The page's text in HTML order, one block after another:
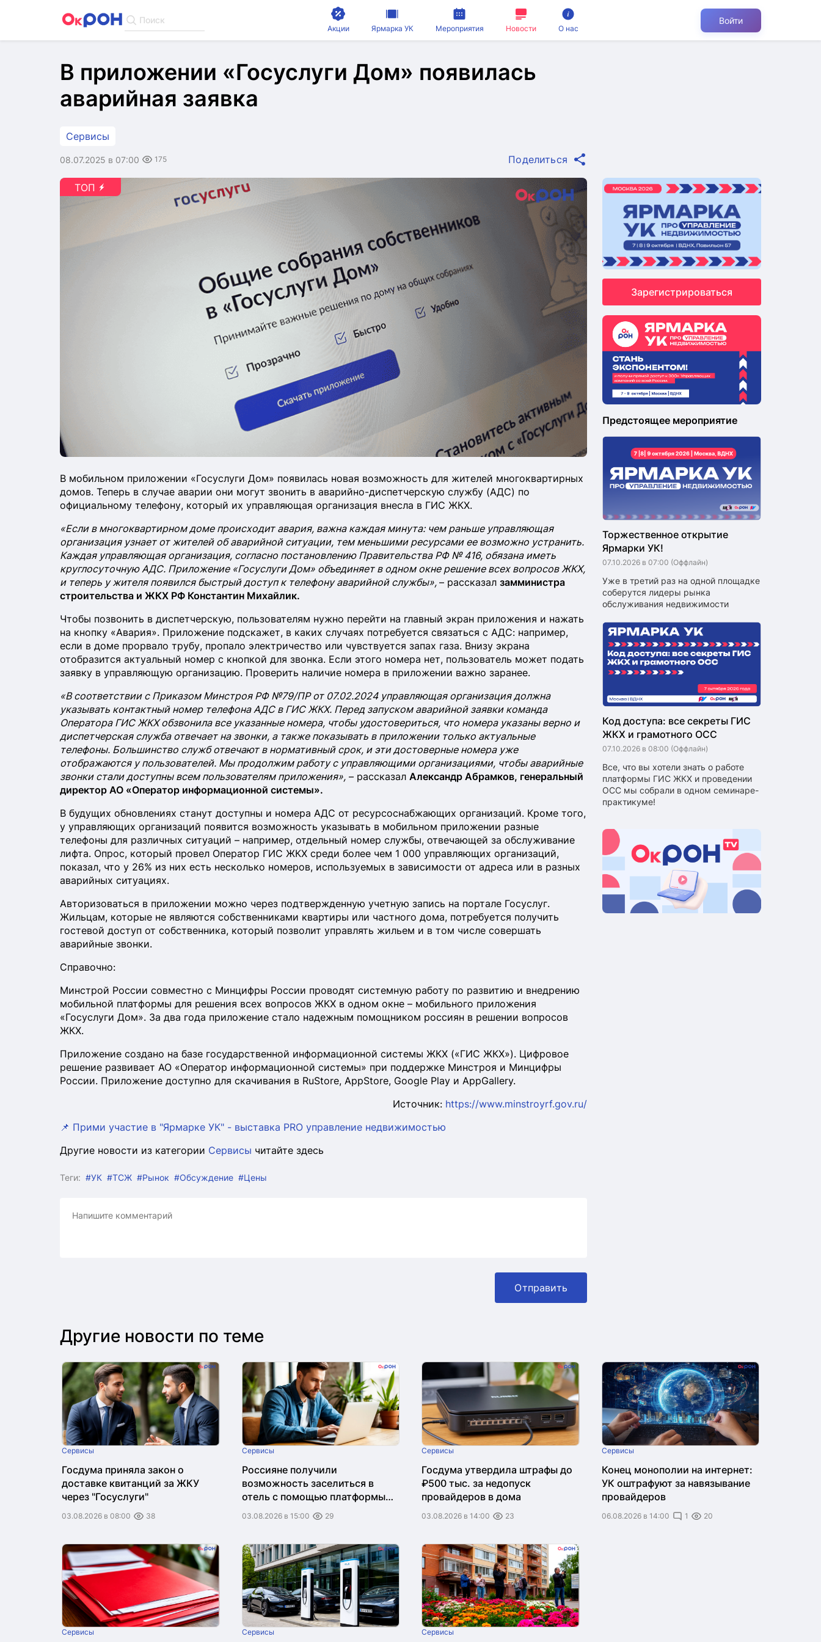
Поиск
Акции Ярмарка УК Мероприятия Новости О нас
Войти
В приложении «Госуслуги Дом» появилась
аварийная заявка
Сервисы
08.07.2025 в 07:00 175 Поделиться
В мобильном приложении «Госуслуги Дом» появилась новая возможность для жителей многоквартирных
домов. Теперь в случае аварии они могут звонить в аварийно-диспетчерскую службу (АДС) по
официальному телефону, который их управляющая организация внесла в ГИС ЖКХ.
«Если в многоквартирном доме происходит авария, важна каждая минута: чем раньше управляющая
организация узнает от жителей об аварийной ситуации, тем меньшими ресурсами ее возможно устранить.
Каждая управляющая организация, согласно постановлению Правительства РФ № 416, обязана иметь
круглосуточную АДС. Приложение «Госуслуги Дом» объединяет в одном окне решение всех вопросов ЖКХ,
и теперь у жителя появился быстрый доступ к телефону аварийной службы», – рассказал замминистра
строительства и ЖКХ РФ Константин Михайлик.
Чтобы позвонить в диспетчерскую, пользователям нужно перейти на главный экран приложения и нажать
на кнопку «Авария». Приложение подскажет, в каких случаях потребуется связаться с АДС: например,
если в доме прорвало трубу, пропало электричество или чувствуется запах газа. Внизу экрана
отобразится актуальный номер с кнопкой для звонка. Если этого номера нет, пользователь может подать
заявку в управляющую организацию. Проверить наличие номера в приложении важно заранее.
«В соответствии с Приказом Минстроя РФ №79/ПР от 07.02.2024 управляющая организация должна
указывать контактный номер телефона АДС в ГИС ЖКХ. Перед запуском аварийной заявки команда
Оператора ГИС ЖКХ обзвонила все указанные номера, чтобы удостовериться, что номера указаны верно и
диспетчерская служба отвечает на звонки, а также показывать в приложении только актуальные
телефоны. Большинство служб отвечают в нормативный срок, и эти достоверные номера уже
отображаются у пользователей. Мы продолжим работу с управляющими организациями, чтобы аварийные
звонки стали доступны всем пользователям приложения», – рассказал Александр Абрамков, генеральный
директор АО «Оператор информационной системы».
В будущих обновлениях станут доступны и номера АДС от ресурсоснабжающих организаций. Кроме того,
у управляющих организаций появится возможность указывать в мобильном приложении разные
телефоны для различных ситуаций – например, отдельный номер службы, отвечающей за обслуживание
лифта. Опрос, который провел Оператор ГИС ЖКХ среди более чем 1 000 управляющих организаций,
показал, что у 26% из них есть несколько номеров, используемых в зависимости от адреса или в разных
аварийных ситуациях.
Авторизоваться в приложении можно через подтвержденную учетную запись на портале Госуслуг.
Жильцам, которые не являются собственниками квартиры или частного дома, потребуется получить
гостевой доступ от собственника, который позволит управлять жильем и в том числе совершать
аварийные звонки.
Справочно:
Минстрой России совместно с Минцифры России проводят системную работу по развитию и внедрению
мобильной платформы для решения всех вопросов ЖКХ в одном окне – мобильного приложения
«Госуслуги Дом». За два года приложение стало надежным помощником россиян в решении вопросов
ЖКХ.
Приложение создано на базе государственной информационной системы ЖКХ («ГИС ЖКХ»). Цифровое
решение развивает АО «Оператор информационной системы» при поддержке Минстроя и Минцифры
России. Приложение доступно для скачивания в RuStore, AppStore, Google Play и AppGallery.
Источник: https://www.minstroyrf.gov.ru/
📌 Прими участие в "Ярмарке УК" - выставка PRO управление недвижимостью
Другие новости из категории Сервисы читайте здесь
Теги: #УК #ТСЖ #Рынок #Обсуждение #Цены
Отправить
Зарегистрироваться
Предстоящее мероприятие
Торжественное открытие
Ярмарки УК!
07.10.2026 в 07:00 (Оффлайн)
Уже в третий раз на одной площадке
соберутся лидеры рынка
обслуживания недвижимости
Код доступа: все секреты ГИС
ЖКХ и грамотного ОСС
07.10.2026 в 08:00 (Оффлайн)
Все, что вы хотели знать о работе
платформы ГИС ЖКХ и проведении
ОСС мы собрали в одном семинаре-
практикуме!
Другие новости по теме
Сервисы
Госдума приняла закон о
доставке квитанций за ЖКУ
через "Госуслуги"
03.08.2026 в 08:00 38
Сервисы
Россияне получили
возможность заселиться в
отель с помощью платформы
03.08.2026 в 15:00 29
Сервисы
Госдума утвердила штрафы до
₽500 тыс. за недопуск
провайдеров в дома
03.08.2026 в 14:00 23
Сервисы
Конец монополии на интернет:
УК оштрафуют за навязывание
провайдеров
06.08.2026 в 14:00 1 20
Сервисы Сервисы Сервисы